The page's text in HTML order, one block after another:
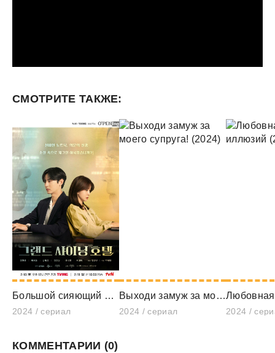
СМОТРИТЕ ТАКЖЕ:
Большой сияющий отель (2024)
2024 / сериал
Выходи замуж за моего супруга! (2024)
2024 / сериал 2024 /
КОММЕНТАРИИ (0)